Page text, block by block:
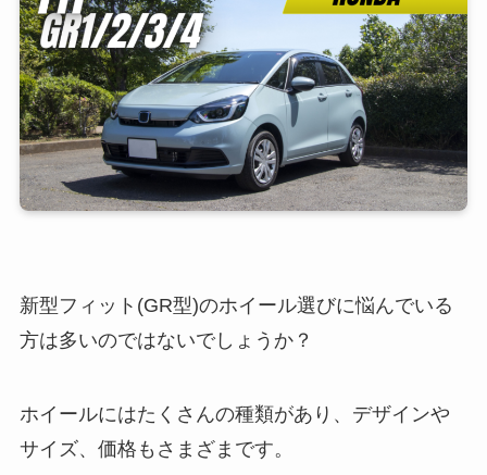
新型フィット(GR型)のホイール選びに悩んでいる
方は多いのではないでしょうか？
ホイールにはたくさんの種類があり、デザインや
サイズ、価格もさまざまです。